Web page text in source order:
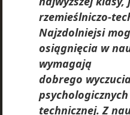
rzemieślniczo-
Najzdolniejsi
osiągnięcia w
wymagają
dobrego
technicznej. Z